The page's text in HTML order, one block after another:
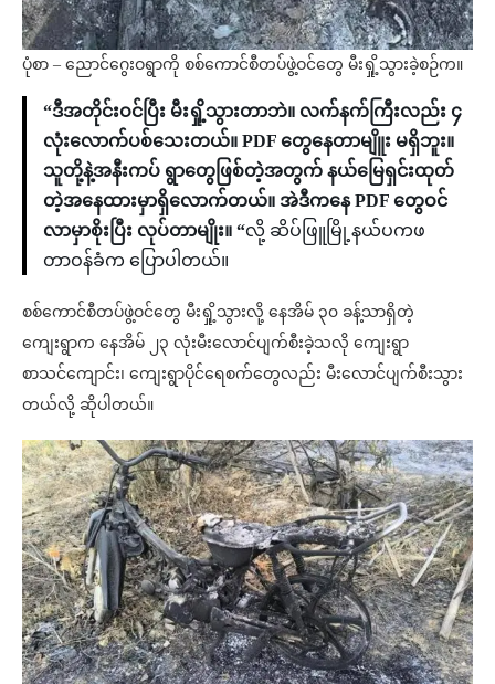
ပုံစာ – ညောင်ဂွေးဝရွာကို စစ်ကောင်စီတပ်ဖွဲ့ဝင်တွေ မီးရှို့သွားခဲ့စဉ်က။
“ဒီအတိုင်းဝင်ပြီး မီးရှို့သွားတာဘဲ။ လက်နက်ကြီးလည်း ၄
လုံးလောက်ပစ်သေးတယ်။ PDF တွေနေတာမျိူး မရှိဘူး။
သူတို့နဲ့အနီးကပ် ရွာတွေဖြစ်တဲ့အတွက် နယ်မြေရှင်းထုတ်
တဲ့အနေထားမှာရှိလောက်တယ်။ အဲဒီကနေ PDF တွေဝင်
လာမှာစိုးပြီး လုပ်တာမျိုး။ “လို့ ဆိပ်ဖြူမြို့နယ်ပကဖ
တာဝန်ခံက ပြောပါတယ်။
စစ်ကောင်စီတပ်ဖွဲ့ဝင်တွေ မီးရှို့သွားလို့ နေအိမ် ၃၀ ခန့်သာရှိတဲ့
ကျေးရွာက နေအိမ် ၂၃ လုံးမီးလောင်ပျက်စီးခဲ့သလို ကျေးရွာ
စာသင်ကျောင်း၊ ကျေးရွာပိုင်ရေစက်တွေလည်း မီးလောင်ပျက်စီးသွား
တယ်လို့ ဆိုပါတယ်။